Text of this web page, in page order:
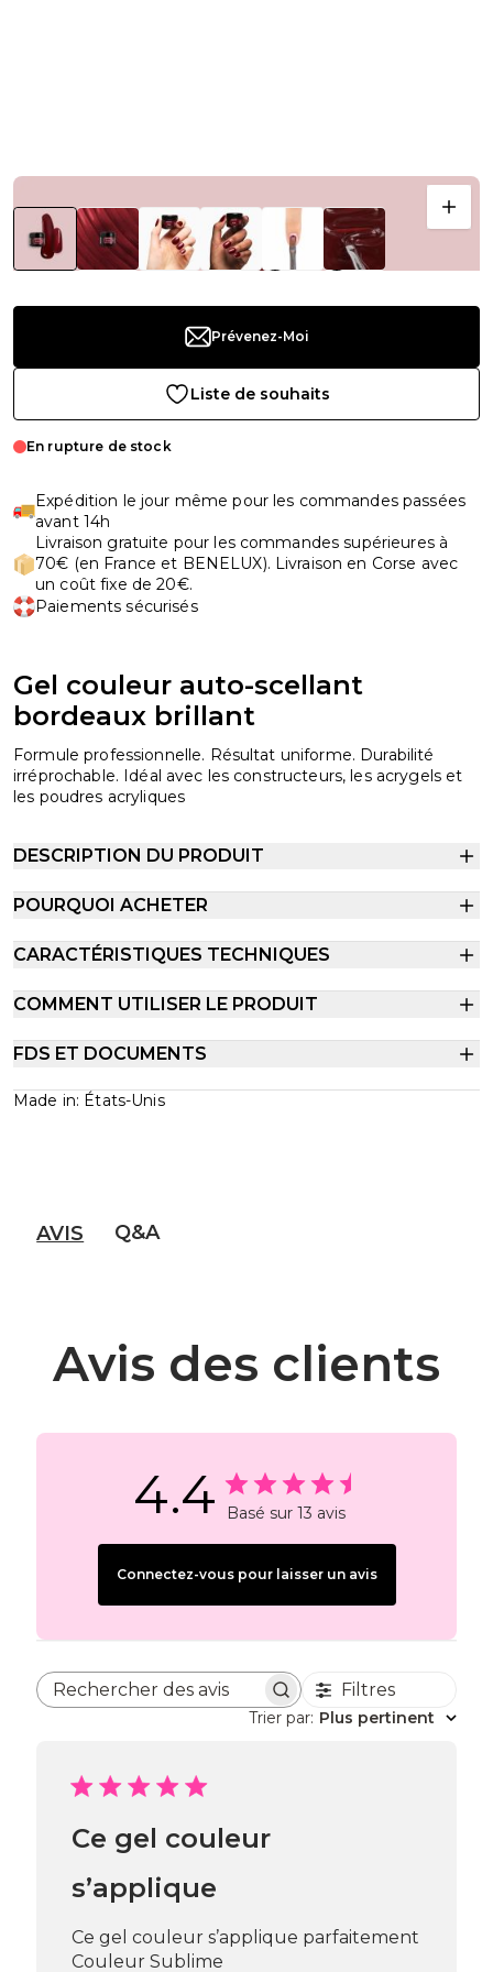
Prévenez-Moi
Liste de souhaits
En rupture de stock
Expédition le jour même pour les commandes passées
avant 14h
Livraison gratuite pour les commandes supérieures à
70€ (en France et BENELUX). Livraison en Corse avec
un coût fixe de 20€.
Paiements sécurisés
Gel couleur auto-scellant
bordeaux brillant
Formule professionnelle. Résultat uniforme. Durabilité
irréprochable. Idéal avec les constructeurs, les acrygels et
les poudres acryliques
DESCRIPTION DU PRODUIT
POURQUOI ACHETER
CARACTÉRISTIQUES TECHNIQUES
COMMENT UTILISER LE PRODUIT
FDS ET DOCUMENTS
Made in: États-Unis
AVIS Q&A
Avis des clients
4.4 Basé sur 13 avis
Connectez-vous pour laisser un avis
Rechercher des avisFiltres
Trier par: Plus pertinent
Ce gel couleur
s’applique
Ce gel couleur s’applique parfaitement
Couleur Sublime